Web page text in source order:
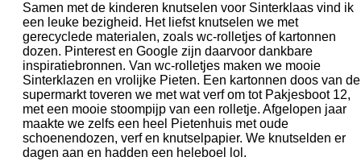
Samen met de kinderen knutselen voor Sinterklaas vind ik
een leuke bezigheid. Het liefst knutselen we met
gerecyclede materialen, zoals wc-rolletjes of kartonnen
dozen. Pinterest en Google zijn daarvoor dankbare
inspiratiebronnen. Van wc-rolletjes maken we mooie
Sinterklazen en vrolijke Pieten. Een kartonnen doos van de
supermarkt toveren we met wat verf om tot Pakjesboot 12,
met een mooie stoompijp van een rolletje. Afgelopen jaar
maakte we zelfs een heel Pietenhuis met oude
schoenendozen, verf en knutselpapier. We knutselden er
dagen aan en hadden een heleboel lol.